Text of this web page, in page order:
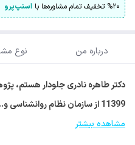
%۲۰ تخفیف تمام مشاوره‌ها با اسنپ‌پرو
درباره من نوع
دکتر طاهره نادری جلودار هستم،
11399 از سازمان نظام روانشناسی و…
مشاهده بیشتر